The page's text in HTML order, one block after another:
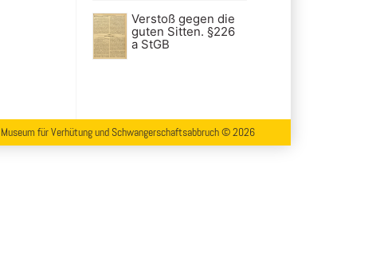
Verstoß gegen die
guten Sitten. §226
a StGB
Museum für Verhütung und Schwangerschaftsabbruch © 2026